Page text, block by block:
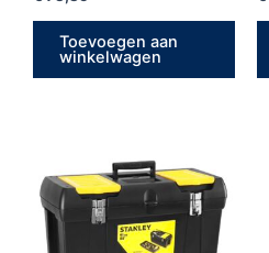
Toevoegen aan
winkelwagen